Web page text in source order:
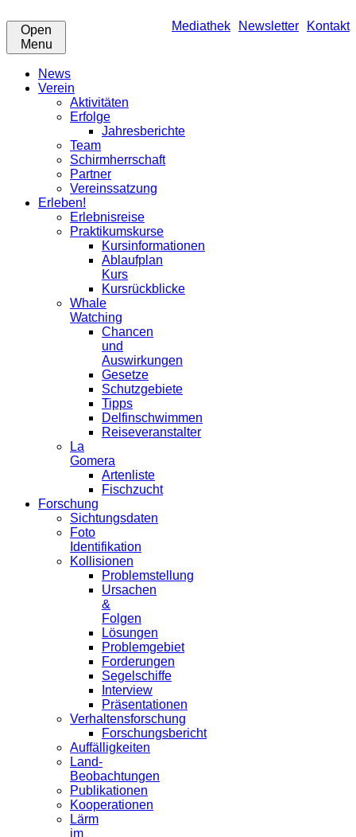
Mediathek Newsletter Kontakt
Open
Menu
News
Verein
Aktivitäten
Erfolge
Jahresberichte
Team
Schirmherrschaft
Partner
Vereinssatzung
Erleben!
Erlebnisreise
Praktikumskurse
Kursinformationen
Ablaufplan
Kurs
Kursrückblicke
Whale
Watching
Chancen
und
Auswirkungen
Gesetze
Schutzgebiete
Tipps
Delfinschwimmen
Reiseveranstalter
La
Gomera
Artenliste
Fischzucht
Forschung
Sichtungsdaten
Foto
Identifikation
Kollisionen
Problemstellung
Ursachen
&
Folgen
Lösungen
Problemgebiet
Forderungen
Segelschiffe
Interview
Präsentationen
Verhaltensforschung
Forschungsbericht
Auffälligkeiten
Land-
Beobachtungen
Publikationen
Kooperationen
Lärm
im